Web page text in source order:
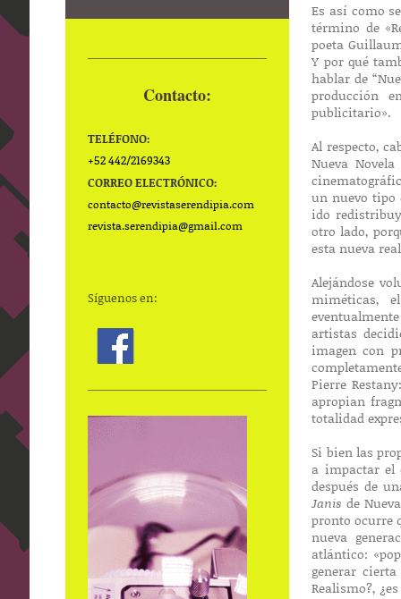
Es así como
término de
poeta
Y por qué
hablar de
producción
publicitario».
Al respecto,
Nueva
un nuevo tipo
ido
otro lado,
esta nueva
Alejándose
miméticas,
artistas
imagen con
Pierre
apropian
totalidad
Si bien las
a impactar el
después de
Janis de
pronto ocurre
nueva
atlántico:
generar
Realismo?,
Contacto:
TELÉFONO:
+52 442/2169343
CORREO ELECTRÓNICO:
contacto@revistaserendipia.com
revista.serendipia@gmail.com
Síguenos en: